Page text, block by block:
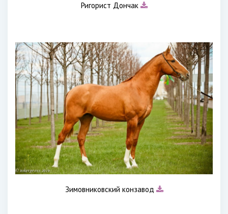
Ригорист Дончак
Зимовниковский конзавод